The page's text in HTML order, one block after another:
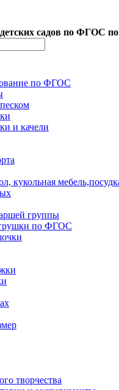
садов по ФГОC
по ФГОС
и качели
кукольная
группы
по ФГОС
творчества